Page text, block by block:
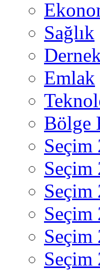
Sağlık
Emlak
Bölge
Seçim
Seçim
Seçim
Seçim
Seçim
Seçim